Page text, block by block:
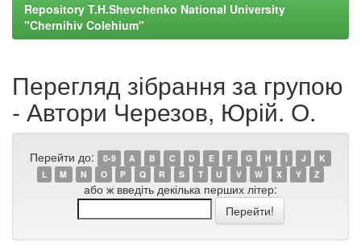
Repository T.H.Shevchenko National University
"Chernihiv Colehium"
Перегляд зібрання за групою
- Автори Черезов, Юрій. О.
Перейти до: 0-9 A B C D E F G H I J
K
L
M N O P Q R S T U V W X Y Z
або ж введіть декілька перших літер: